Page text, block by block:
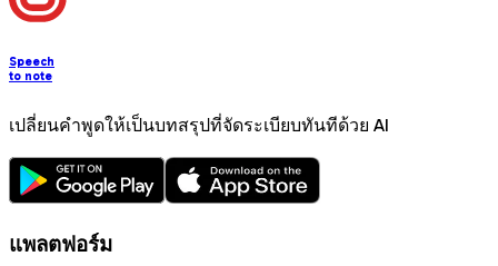
Speech
to note
เปลี่ยนคำพูดให้เป็นบทสรุปที่จัดระเบียบทันทีด้วย AI
แพลตฟอร์ม